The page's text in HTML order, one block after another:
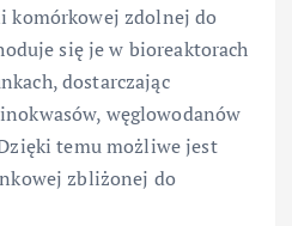
komórkowej zdolnej do
się je w bioreaktorach
dostarczając
węglowodanów
temu możliwe jest
zbliżonej do